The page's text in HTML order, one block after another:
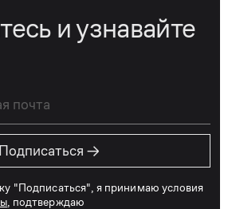
и узнавайте
Подписаться →
"Подписаться", я принимаю условия
, подтверждаю